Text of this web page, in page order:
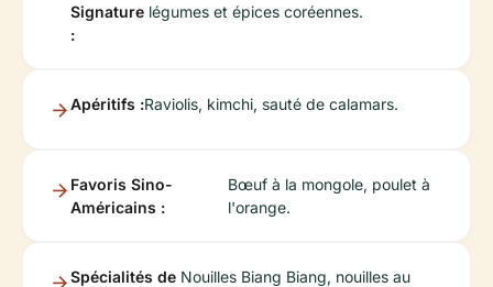
Signature
:
légumes et épices coréennes.
Apéritifs :Raviolis, kimchi, sauté de calamars.
Favoris Sino-
Américains :
Bœuf à la mongole, poulet à
l'orange.
Spécialités de Nouilles Biang Biang, nouilles au